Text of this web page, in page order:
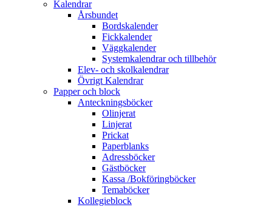
Kalendrar
Årsbundet
Bordskalender
Fickkalender
Väggkalender
Systemkalendrar och tillbehör
Elev- och skolkalendrar
Övrigt Kalendrar
Papper och block
Anteckningsböcker
Olinjerat
Linjerat
Prickat
Paperblanks
Adressböcker
Gästböcker
Kassa /Bokföringböcker
Temaböcker
Kollegieblock